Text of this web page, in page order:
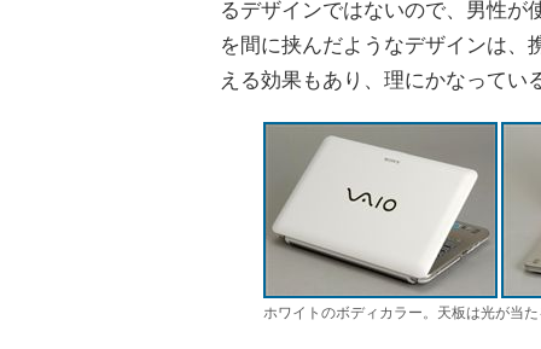
るデザインではないので、男性が
を間に挟んだようなデザインは、
える効果もあり、理にかなってい
ホワイトのボディカラー。天板は光が当